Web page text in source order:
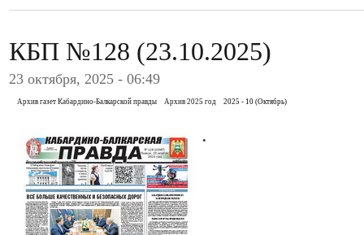
КБП №128 (23.10.2025)
23 октября, 2025 - 06:49
Архив газет Кабардино-Балкарской правды Архив 2025 год 2025 - 10 (Октябрь)
.